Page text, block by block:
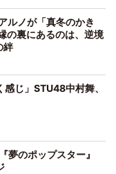
ルノが「真冬のかき
の裏にあるのは、逆境
絆
感じ」STU48中村舞、
夢のポップスター』